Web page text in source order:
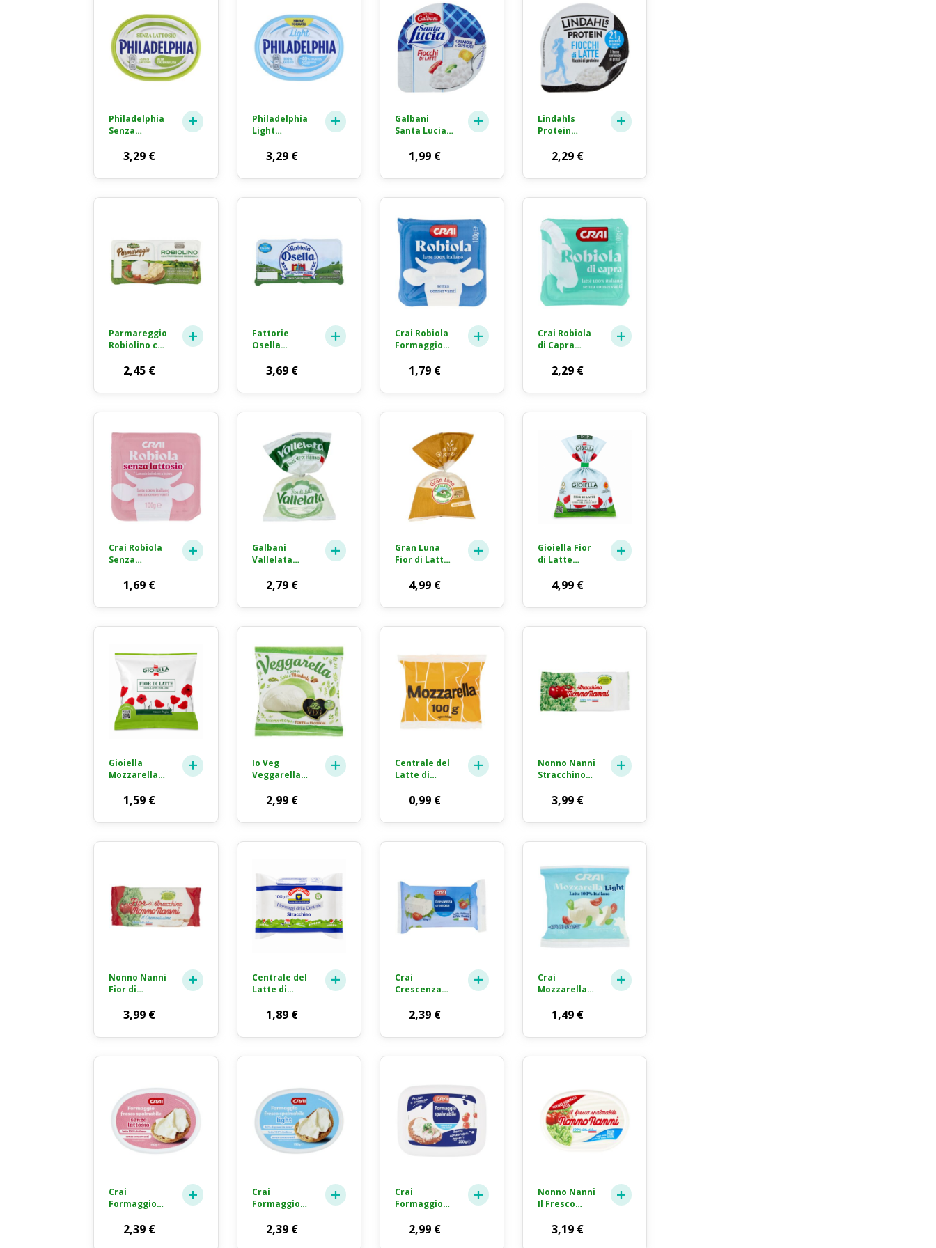
Philadelphia
Senza
Formaggio
Spalmabile
3,29 €
Philadelphia
Light
Fresco
210g
3,29 €
Galbani
Santa Lucia
Latte
Fresco 180g
1,99 €
Lindahls
Protein
Latte High
2,29 €
Parmareggio
Robiolino con
Reggiano
Fresco
2x60g
2,45 €
Fattorie
Osella
Formaggio
2x100g
3,69 €
Crai Robiola
Formaggio
1,79 €
Crai Robiola
di Capra
Fresco 100g
2,29 €
Crai Robiola
Senza
Formaggio
1,69 €
Galbani
Vallelata
Fior di Latte
180g
2,79 €
Gran Luna
Fior di Latte
Pugliese
4,99 €
Gioiella Fior
di Latte
Gioia del
250g
4,99 €
Gioiella
Mozzarella
Formaggio
1,59 €
Io Veg
Veggarella
Vegetale alla
125g
2,99 €
Centrale del
Latte di
Tapporosso
Fior di Latte
Fresco 100g
0,99 €
Nonno Nanni
Stracchino
Fresco 250g
3,99 €
Nonno Nanni
Fior di
Formaggio
3,99 €
Centrale del
Latte di
Tapporosso
Formaggio
1,89 €
Crai
Crescenza
Fresco 165g
2,39 €
Crai
Mozzarella
Formaggio
Pasta Filata
1,49 €
Crai
Formaggio
Spalmabile
2,39 €
Crai
Formaggio
Spalmabile
2,39 €
Crai
Formaggio
Spalmabile
2,99 €
Nonno Nanni
Il Fresco
Formaggio
3,19 €